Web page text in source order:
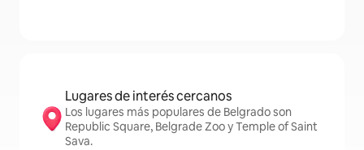
Lugares de interés cercanos
Los lugares más populares de Belgrado son
Republic Square, Belgrade Zoo y Temple of Saint
Sava.